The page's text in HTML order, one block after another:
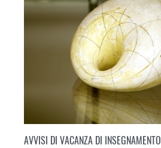
AVVISI DI VACANZA DI INSEGNAMENTO